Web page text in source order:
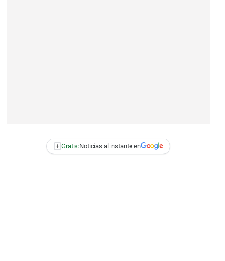
+ Gratis:Noticias al instante en